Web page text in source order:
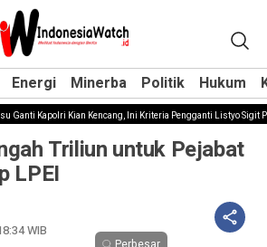
Energi Minerba Politik Hukum
Energi Minerba Politik Hukum
Kapolri Kian Kencang, Ini Kriteria Pengganti Listyo Sigit
Triliun untuk Pejabat
LPEI
WIB